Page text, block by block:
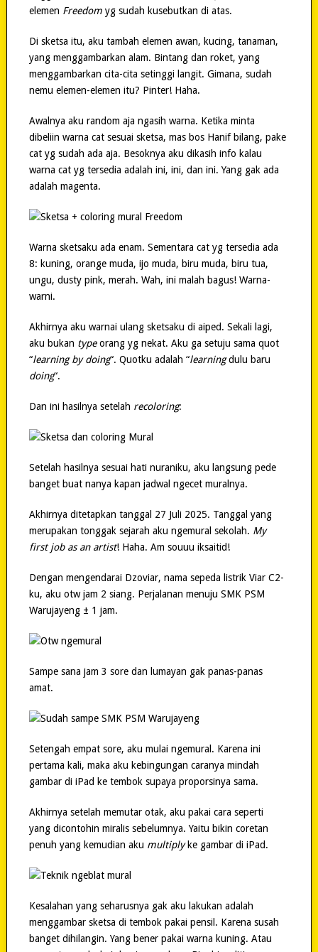
elemen Freedomyg sudah kusebutkan di atas.
Di sketsa itu, aku tambah elemen awan, kucing, tanaman,
yang menggambarkan alam. Bintang dan roket, yang
menggambarkan cita-cita setinggi langit. Gimana, sudah
nemu elemen-elemen itu? Pinter! Haha.
Awalnya aku random aja ngasih warna. Ketika minta
dibeliin warna cat sesuai sketsa, mas bos Hanif bilang, pake
cat yg sudah ada aja. Besoknya aku dikasih info kalau
warna cat yg tersedia adalah ini, ini, dan ini. Yang gak ada
adalah magenta.
Warna sketsaku ada enam. Sementara cat yg tersedia ada
8: kuning, orange muda, ijo muda, biru muda, biru tua,
ungu, dusty pink, merah. Wah, ini malah bagus! Warna-
warni.
Akhirnya aku warnai ulang sketsaku di aiped. Sekali lagi,
aku bukan typeorang yg nekat. Aku ga setuju sama quot
“learning by doing“. Quotku adalah “learningdulu baru
doing“.
Dan ini hasilnya setelah recoloring:
Setelah hasilnya sesuai hati nuraniku, aku langsung pede
banget buat nanya kapan jadwal ngecet muralnya.
Akhirnya ditetapkan tanggal 27 Juli 2025. Tanggal yang
merupakan tonggak sejarah aku ngemural sekolah. My
first job as an artist! Haha. Am souuu iksaitid!
Dengan mengendarai Dzoviar, nama sepeda listrik Viar C2-
ku, aku otw jam 2 siang. Perjalanan menuju SMK PSM
Warujayeng ± 1 jam.
Sampe sana jam 3 sore dan lumayan gak panas-panas
amat.
Setengah empat sore, aku mulai ngemural. Karena ini
pertama kali, maka aku kebingungan caranya mindah
gambar di iPad ke tembok supaya proporsinya sama.
Akhirnya setelah memutar otak, aku pakai cara seperti
yang dicontohin miralis sebelumnya. Yaitu bikin coretan
penuh yang kemudian aku multiplyke gambar di iPad.
Kesalahan yang seharusnya gak aku lakukan adalah
menggambar sketsa di tembok pakai pensil. Karena susah
banget dihilangin. Yang bener pakai warna kuning. Atau